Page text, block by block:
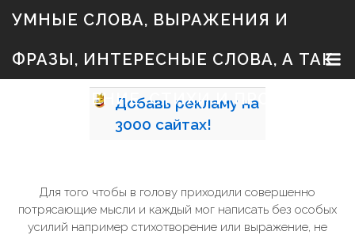
УМНЫЕ СЛОВА, ВЫРАЖЕНИЯ И
ФРАЗЫ, ИНТЕРЕСНЫЕ СЛОВА, А ТАК
ЖЕ ЗНАЧЕНИЕ, СТИХИ И ПРОЗА
k
t
o
Добавь рекламу на
3000 сайтах!
Для того чтобы в голову приходили совершенно
потрясающие мысли и каждый мог написать без особых
усилий например стихотворение или выражение, не